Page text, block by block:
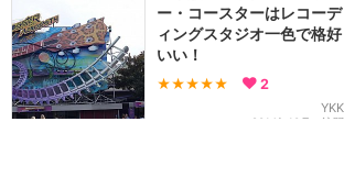
ー・コースターはレコーデ
ィングスタジオ一色で格好
いい！
★★★★★ 2
YKK
2014年10月に訪問